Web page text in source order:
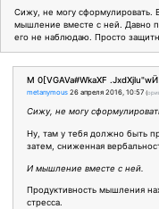
Сижу, не могу сформулировать.
мышление вместе с ней. Давно
его не наблюдаю. Просто
metanymous 26 апреля 2016, 10:57 (
Сижу, не могу
Ну, там у тебя должно быть
затем, сниженная
И мышление вместе с ней.
Продуктивность мышления
стресса.